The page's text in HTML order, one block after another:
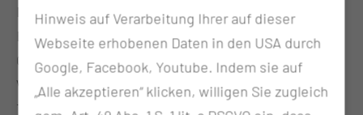
Innerhalb der Molekulardiagnostik wurde 2021 das
Brandenburger Referenzlabor für die Sars CoV
Ganzgenomsequenzierung etabliert. Das
Wasserlabor ist seit 2018 auch zugelassene
Trinkwasseruntersuchungsstelle des Landes
Hinweis auf Verarbeitung Ihrer auf dieser
Webseite erhobenen Daten in den USA durch
Google, Facebook, Youtube. Indem sie auf
„Alle akzeptieren“ klicken, willigen Sie zugleich